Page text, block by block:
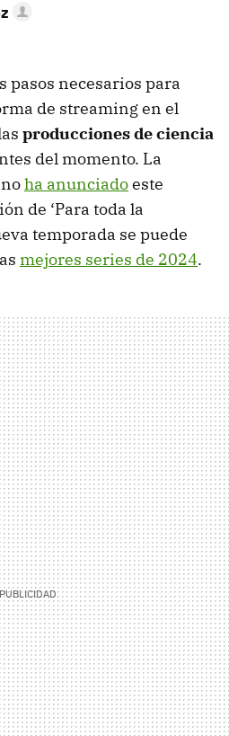
pasos necesarios para
de streaming en el
producciones de ciencia
del momento. La
ha anunciadoeste
de ‘Para toda la
temporada se puede
mejores series de 2024.